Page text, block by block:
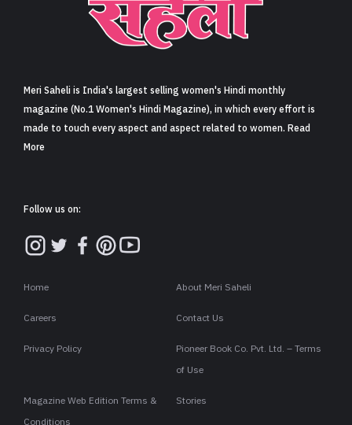
Meri Saheli is India's largest selling women's Hindi monthly
magazine (No.1 Women's Hindi Magazine), in which every effort is
made to touch every aspect and aspect related to women. Read
More
Follow us on:
Home About Meri Saheli
Careers Contact Us
Privacy Policy
Pioneer Book Co. Pvt. Ltd. – Terms
of Use
Magazine Web Edition Terms &
Conditions
Stories